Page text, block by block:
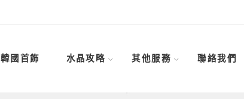
韓國首飾 水晶攻略 其他服務 聯絡我們